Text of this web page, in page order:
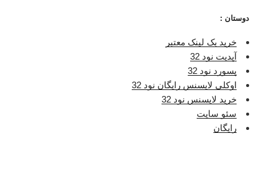
دوستان :
خرید بک لینک معتبر
آپدیت نود 32
پسورد نود 32
اوکلی لایسنس رایگان نود 32
خرید لایسنس نود 32
سئو سایت
رایگان